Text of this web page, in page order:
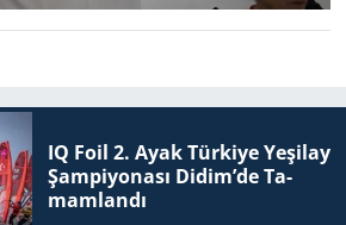
IQ Foil 2. Ayak Tür­ki­ye Ye­şi­lay
Şam­pi­yo­na­sı Didim’de Ta­
mam­lan­dı